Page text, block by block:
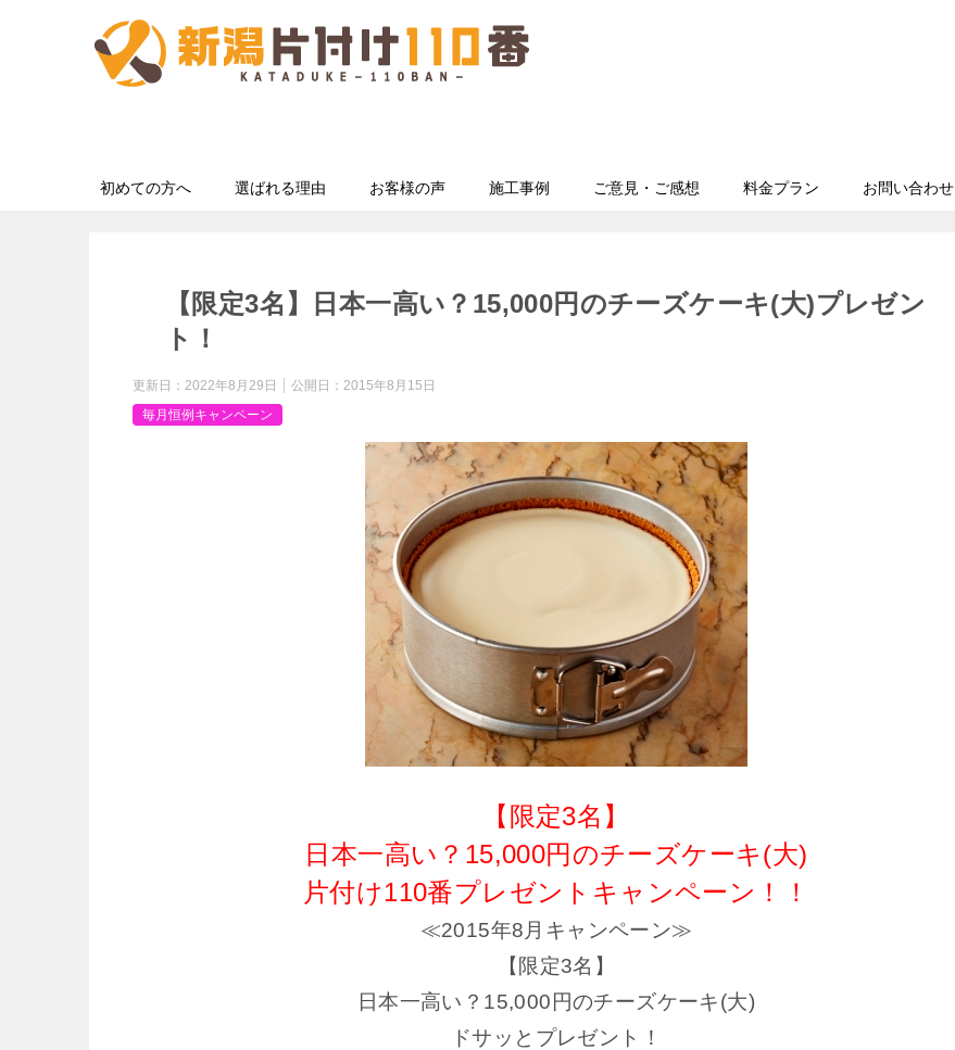
初めての方へ 選ばれる理由 お客様の声 施工事例 ご意見・ご感想 料金プラン お問い合わせ
【限定3名】日本一高い？15,000円のチーズケーキ(大)プレゼン
ト！
更新日： 2022年8月29日 公開日： 2015年8月15日
毎月恒例キャンペーン
【限定3名】
日本一高い？15,000円のチーズケーキ(大)
片付け110番プレゼントキャンペーン！！
≪2015年8月キャンペーン≫
【限定3名】
日本一高い？15,000円のチーズケーキ(大)
ドサッとプレゼント！